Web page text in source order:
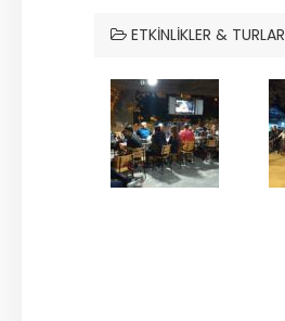
ETKINLIKLER & TURLAR